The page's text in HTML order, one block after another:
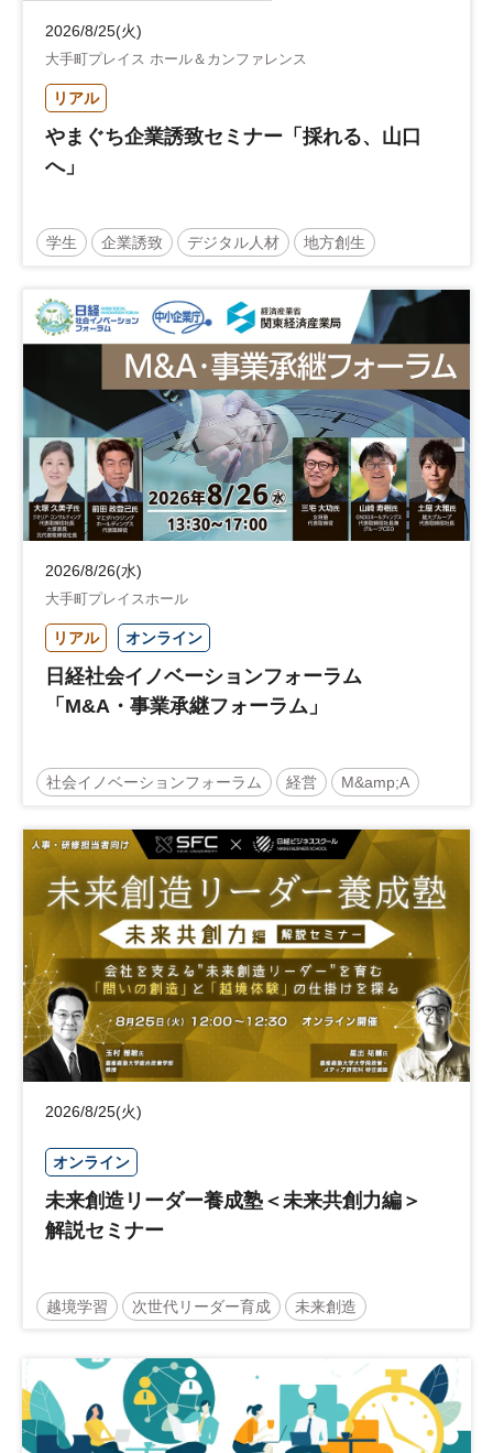
2026/8/25(火)
大手町プレイス ホール＆カンファレンス
リアル
やまぐち企業誘致セミナー「採れる、山口
へ」
学生 企業誘致 デジタル人材 地方創生
地域活性化 自治体
2026/8/26(水)
大手町プレイスホール
リアル オンライン
日経社会イノベーションフォーラム
「M&A・事業承継フォーラム」
社会イノベーションフォーラム 経営 M&amp;A
事業承継 中堅中小企業
日経社会イノベーションフォーラム 参加無料
2026/8/25(火)
オンライン
未来創造リーダー養成塾＜未来共創力編＞
解説セミナー
越境学習 次世代リーダー育成 未来創造
日経オンラインセミナー